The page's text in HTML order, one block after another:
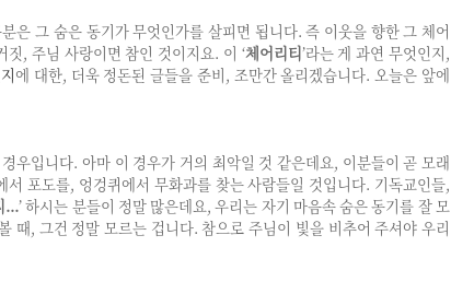
은 그 숨은 동기가 무엇인가를 살피면 됩니다. 즉 이웃을 향한 그 체어
짓, 주님 사랑이면 참인 것이지요. 이 ‘체어리티’라는 게 과연 무엇인지,
에 대한, 더욱 정돈된 글들을 준비, 조만간 올리겠습니다. 오늘은 앞에
경우입니다. 아마 이 경우가 거의 최악일 것 같은데요, 이분들이 곧 모래
포도를, 엉겅퀴에서 무화과를 찾는 사람들일 것입니다. 기독교인들,
...’ 하시는 분들이 정말 많은데요, 우리는 자기 마음속 숨은 동기를 잘 모
때, 그건 정말 모르는 겁니다. 참으로 주님이 빛을 비추어 주셔야 우리